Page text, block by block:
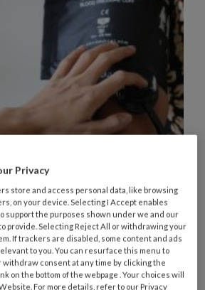
bloeddrukmetingen
van
belangrijke risicofactor voor
maar de methoden die
Privacy
store and access personal data, like browsing
on your device. Selecting I Accept enables
support the purposes shown under we and our
provide. Selecting Reject All or withdrawing your
If trackers are disabled, some content and ads
to you. You can resurface this menu to
withdraw consent at any time by clicking the
on the bottom of the webpage . Your choices will
For more details, refer to our Privacy